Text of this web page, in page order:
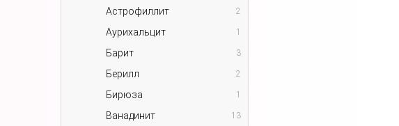
Астрофиллит 2
Аурихальцит 1
Барит 3
Берилл 2
Бирюза 1
Ванадинит 13